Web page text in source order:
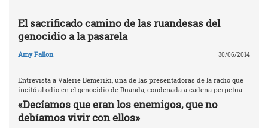
El sacrificado camino de las ruandesas del
genocidio a la pasarela
Amy Fallon 30/06/2014
Entrevista a Valerie Bemeriki, una de las presentadoras de la radio que
incitó al odio en el genocidio de Ruanda, condenada a cadena perpetua
«Decíamos que eran los enemigos, que no
debíamos vivir con ellos»